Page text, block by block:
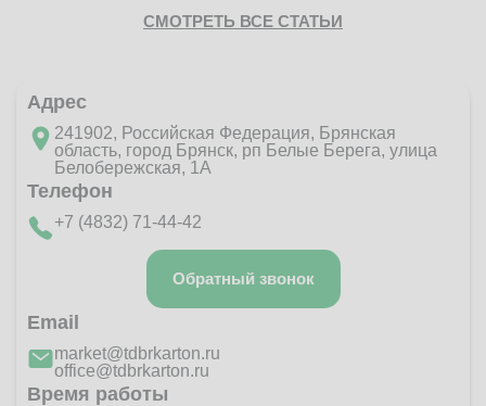
СМОТРЕТЬ ВСЕ СТАТЬИ
Адрес
241902, Российская Федерация, Брянская
область, город Брянск, рп Белые Берега, улица
Белобережская, 1А
Телефон
+7 (4832) 71-44-42
Обратный звонок
Email
market@tdbrkarton.ru
office@tdbrkarton.ru
Время работы